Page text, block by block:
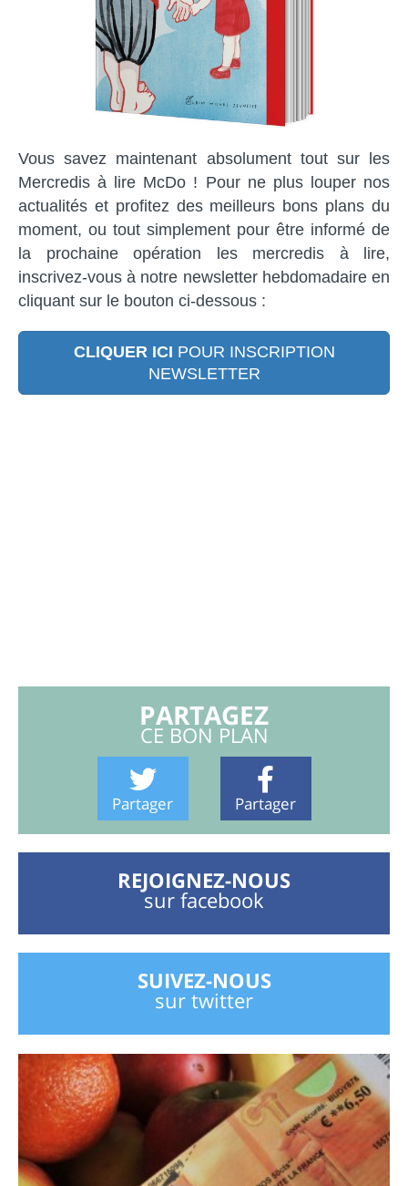
Vous savez maintenant absolument tout sur les
Mercredis à lire McDo ! Pour ne plus louper nos
actualités et profitez des meilleurs bons plans du
moment, ou tout simplement pour être informé de
la prochaine opération les mercredis à lire,
inscrivez-vous à notre newsletter hebdomadaire en
cliquant sur le bouton ci-dessous :
CLIQUER ICI POUR INSCRIPTION
NEWSLETTER
PARTAGEZ
CE BON PLAN
Partager Partager
REJOIGNEZ-NOUS
sur facebook
SUIVEZ-NOUS
sur twitter